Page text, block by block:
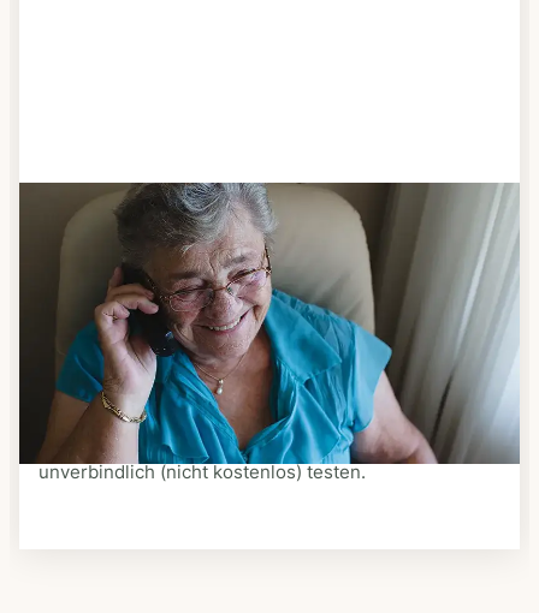
Schritt 3
Bestellen & liefern lassen
Suchen Sie sich aus dem Speiseplan Ihres Anbieters
aus, was Ihnen schmeckt. Bestellen Sie telefonisch,
schriftlich oder im Online-Shop Ihres Anbieters.
Ein Kurier liefert Ihnen das bestellte Essen zum
vereinbarten Zeitpunkt nach Hause. Bei vielen
Anbietern können Sie Essen auf Rädern auch
unverbindlich (nicht kostenlos) testen.